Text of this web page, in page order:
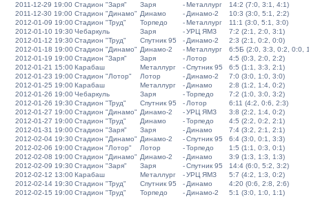
2011-12-29 19:00 Стадион "Заря" Заря -Металлург
14:2 (7:0, 3:1, 4:1)
2011-12-30 19:00 Стадион "Динамо" Динамо - Динамо-2
10:3 (3:0, 5:1, 2:2)
2012-01-09 19:00Стадион "Труд" Торпедо -Металлург
11:1 (3:0, 5:1, 3:0)
2012-01-10 19:30Чебаркуль Заря -УРЦ ЯМЗ
7:2 (2:1, 2:0, 3:1)
2012-01-12 19:30Стадион "Труд" Спутник 95 - Динамо-2
2:3 (2:1, 0:2, 0:0)
2012-01-18 19:00Стадион "Динамо" Динамо-2 -Металлург
6:5Б (2:0, 3:3, 0:2, 0:0,
2012-01-19 19:00Стадион "Заря" Заря - Лотор
4:5 (0:3, 2:0, 2:2)
2012-01-21 15:00Карабаш Металлург -Спутник 95
6:5 (1:1, 3:3, 2:1)
2012-01-23 19:00Стадион "Лотор" Лотор - Динамо-2
7:0 (3:0, 1:0, 3:0)
2012-01-25 19:00Карабаш Металлург - Динамо
2:8 (1:2, 1:4, 0:2)
2012-01-26 19:00Чебаркуль Заря -Торпедо
7:2 (1:0, 3:0, 3:2)
2012-01-26 19:30Стадион "Труд" Спутник 95 - Лотор
6:11 (4:2, 0:6, 2:3)
2012-01-27 19:00Стадион "Динамо" Динамо-2 -УРЦ ЯМЗ
3:8 (2:2, 1:4, 0:2)
2012-01-27 19:00Стадион "Труд" Динамо -Торпедо
4:5 (2:2, 0:2, 2:1)
2012-01-31 19:00Стадион "Заря" Заря - Динамо
7:4 (3:2, 2:1, 2:1)
2012-02-04 19:30Стадион "Динамо" Динамо-2 -Спутник 95
6:4 (3:0, 0:1, 3:3)
2012-02-06 19:00Стадион "Лотор" Лотор -Торпедо
1:5 (1:1, 0:3, 0:1)
2012-02-08 19:00Стадион "Динамо" Динамо-2 - Динамо
3:9 (1:3, 1:3, 1:3)
2012-02-09 19:30Стадион "Заря" Заря -Спутник 95
14:4 (6:0, 5:2, 3:2)
2012-02-12 13:00Карабаш Металлург -УРЦ ЯМЗ
5:7 (4:2, 1:3, 0:2)
2012-02-14 19:30Стадион "Труд" Спутник 95 - Динамо
4:20 (0:6, 2:8, 2:6)
2012-02-15 19:00Стадион "Труд" Торпедо - Динамо-2
5:1 (3:0, 1:0, 1:1)